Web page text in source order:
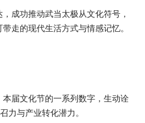
成功推动武当太极从文化符号，
走的现代生活方式与情感记忆。
届文化节的一系列数字，生动诠
力与产业转化潜力。